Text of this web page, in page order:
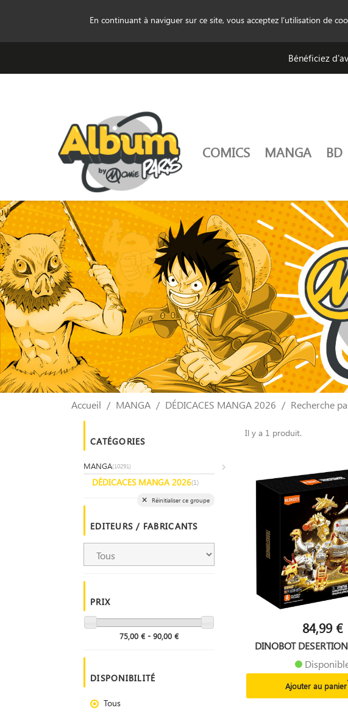
En continuant à naviguer sur ce site, vous acceptez l’utilisation de
Bénéficiez
COMICS MANGA BD
Accueil MANGA DÉDICACES MANGA 2026 Recherche
CATÉGORIES
MANGA(10291)
DÉDICACES MANGA 2026(1)
Réinitialiser ce groupe
EDITEURS / FABRICANTS
PRIX
75,00 € - 90,00 €
DISPONIBILITÉ
Tous
Il y a 1 produit.
84,99 €
DINOBOT
Ajouter au panier